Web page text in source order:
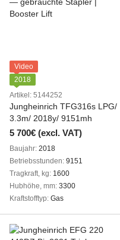
Video
2018
Artikel: 5144252
Jungheinrich TFG316s LPG/
3.3m/ 2018y/ 9151mh
5 700€ (excl. VAT)
Baujahr 2018
Betriebsstunden 9151
Tragkraft, kg 1600
Hubhöhe, mm 3300
Kraftstofftyp Gas